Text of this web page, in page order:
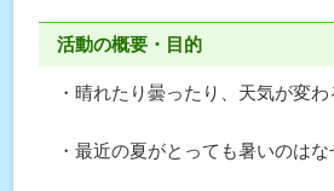
活動の概要・目的
・晴れたり曇ったり、天気が変
・最近の夏がとっても暑いのは